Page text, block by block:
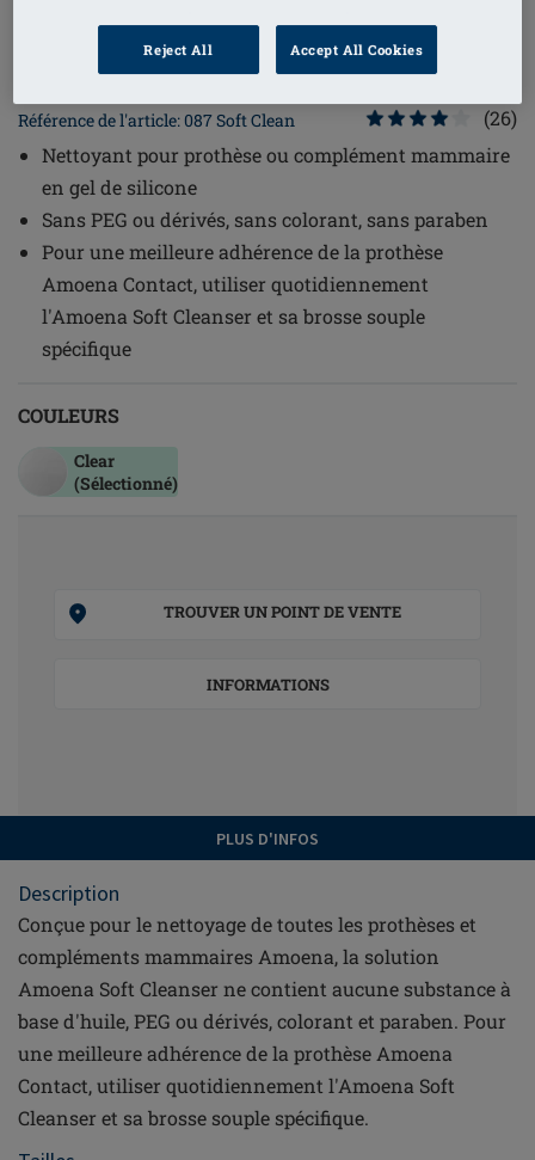
1/2
Référence de l'article: 087 Soft Clean
(26)
Nettoyant pour prothèse ou complément mammaire
en gel de silicone
Sans PEG ou dérivés, sans colorant, sans paraben
Pour une meilleure adhérence de la prothèse
Amoena Contact, utiliser quotidiennement
l'Amoena Soft Cleanser et sa brosse souple
spécifique
COULEURS
Clear
(Sélectionné)
TROUVER UN POINT DE VENTE
INFORMATIONS
PLUS D'INFOS
Description
Conçue pour le nettoyage de toutes les prothèses et
compléments mammaires Amoena, la solution
Amoena Soft Cleanser ne contient aucune substance à
base d'huile, PEG ou dérivés, colorant et paraben. Pour
une meilleure adhérence de la prothèse Amoena
Contact, utiliser quotidiennement l'Amoena Soft
Cleanser et sa brosse souple spécifique.
Reject All Accept All Cookies